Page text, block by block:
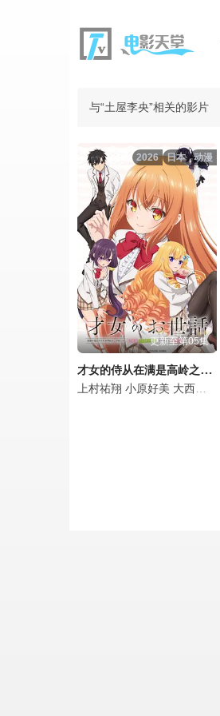
与“土屋李央”相关的影片
动漫
日本
2026
更新至第05集
才女的侍从在满是高岭之花的贵族学校暗中照顾（毫无生活自理能力的）学院第一大小姐
上村祐翔 小原好美 大西沙织